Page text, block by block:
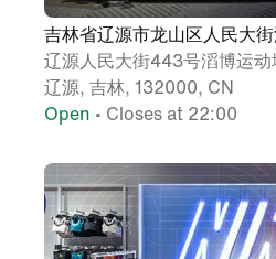
吉林省辽源市龙山区人民大
辽源人民大街443号滔博运动
辽源, 吉林, 132000, CN
Open • Closes at 22:00